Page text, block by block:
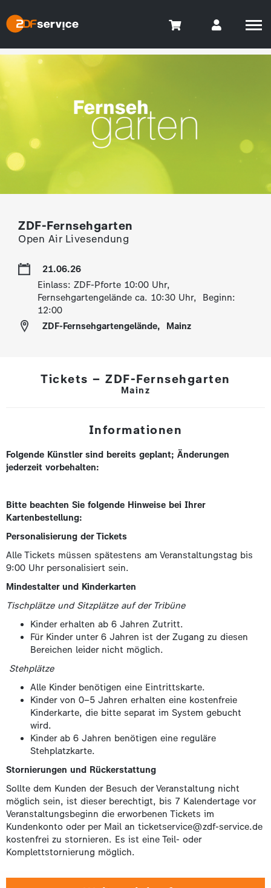
ZDF-Fernsehgarten
Open Air Livesendung
21.06.26
Einlass: ZDF-Pforte 10:00 Uhr,
Fernsehgartengelände ca. 10:30 Uhr, Beginn:
12:00
ZDF-Fernsehgartengelände, Mainz
Tickets – ZDF-Fernsehgarten
Mainz
Informationen
Folgende Künstler sind bereits geplant; Änderungen
jederzeit vorbehalten:
Bitte beachten Sie folgende Hinweise bei Ihrer
Kartenbestellung:
Personalisierung der Tickets
Alle Tickets müssen spätestens am Veranstaltungstag bis
9:00 Uhr personalisiert sein.
Mindestalter und Kinderkarten
Tischplätze und Sitzplätze auf der Tribüne
Kinder erhalten ab 6 Jahren Zutritt.
Für Kinder unter 6 Jahren ist der Zugang zu diesen
Bereichen leider nicht möglich.
Stehplätze
Alle Kinder benötigen eine Eintrittskarte.
Kinder von 0–5 Jahren erhalten eine kostenfreie
Kinderkarte, die bitte separat im System gebucht
wird.
Kinder ab 6 Jahren benötigen eine reguläre
Stehplatzkarte.
Stornierungen und Rückerstattung
Sollte dem Kunden der Besuch der Veranstaltung nicht
möglich sein, ist dieser berechtigt, bis 7 Kalendertage vor
Veranstaltungsbeginn die erworbenen Tickets im
Kundenkonto oder per Mail an ticketservice@zdf-service.de
kostenfrei zu stornieren. Es ist eine Teil- oder
Komplettstornierung möglich.